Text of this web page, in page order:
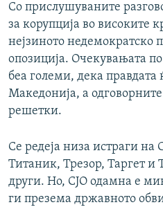
Со прислушуваните
за корупција во високите
нејзиното недемократско
опозиција. Очекувањата
беа големи, дека правдата
Македонија, а
решетки.
Се редеја низа истраги
Титаник, Трезор, Таргет
други. Но, СЈО одамна е
ги презема државното